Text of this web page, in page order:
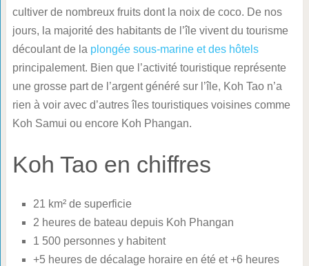
cultiver de nombreux fruits dont la noix de coco. De nos
jours, la majorité des habitants de l’île vivent du tourisme
découlant de la plongée sous-marine et des hôtels
principalement. Bien que l’activité touristique représente
une grosse part de l’argent généré sur l’île, Koh Tao n’a
rien à voir avec d’autres îles touristiques voisines comme
Koh Samui ou encore Koh Phangan.
Koh Tao en chiffres
21 km² de superficie
2 heures de bateau depuis Koh Phangan
1 500 personnes y habitent
+5 heures de décalage horaire en été et +6 heures